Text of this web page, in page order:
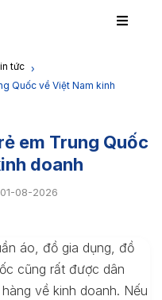
tức ›
Quốc về Việt Nam kinh
em Trung Quốc
doanh
08-2026
áo, đồ gia dụng, đồ
cũng rất được dân
về kinh doanh. Nếu